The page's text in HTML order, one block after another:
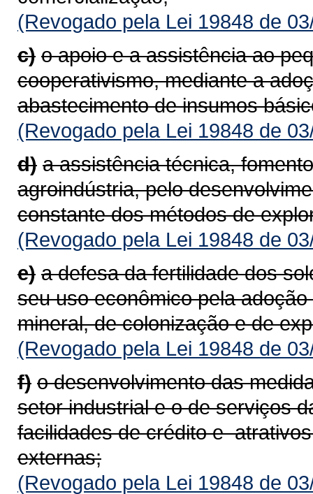
(Revogado pela Lei 19848 de
c) o apoio e a assistência ao
cooperativismo, mediante a
abastecimento de insumos
(Revogado pela Lei 19848 de
d) a assistência técnica,
agroindústria, pelo
constante dos métodos de
(Revogado pela Lei 19848 de
e) a defesa da fertilidade dos
seu uso econômico pela
mineral, de colonização e de
(Revogado pela Lei 19848 de
f) o desenvolvimento das
setor industrial e o de serviços
facilidades de crédito e
externas;
(Revogado pela Lei 19848 de